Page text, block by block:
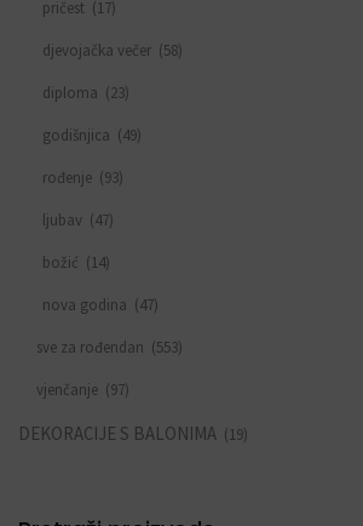
pričest (17)
djevojačka večer (58)
diploma (23)
godišnjica (49)
rođenje (93)
ljubav (47)
božić (14)
nova godina (47)
sve za rođendan (553)
vjenčanje (97)
DEKORACIJE S BALONIMA (19)